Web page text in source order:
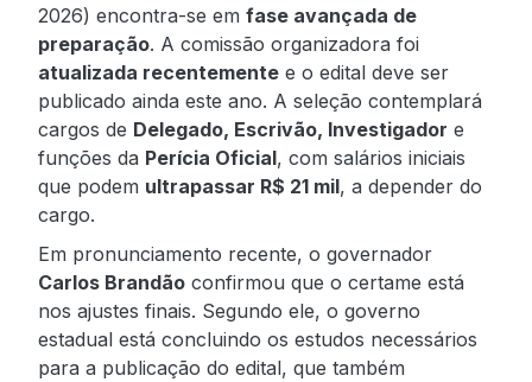
2026) encontra-se em fase avançada de
preparação. A comissão organizadora foi
atualizada recentemente e o edital deve ser
publicado ainda este ano. A seleção contemplará
cargos de Delegado, Escrivão, Investigador e
funções da Perícia Oficial, com salários iniciais
que podem ultrapassar R$ 21 mil, a depender do
cargo.
Em pronunciamento recente, o governador
Carlos Brandão confirmou que o certame está
nos ajustes finais. Segundo ele, o governo
estadual está concluindo os estudos necessários
para a publicação do edital, que também